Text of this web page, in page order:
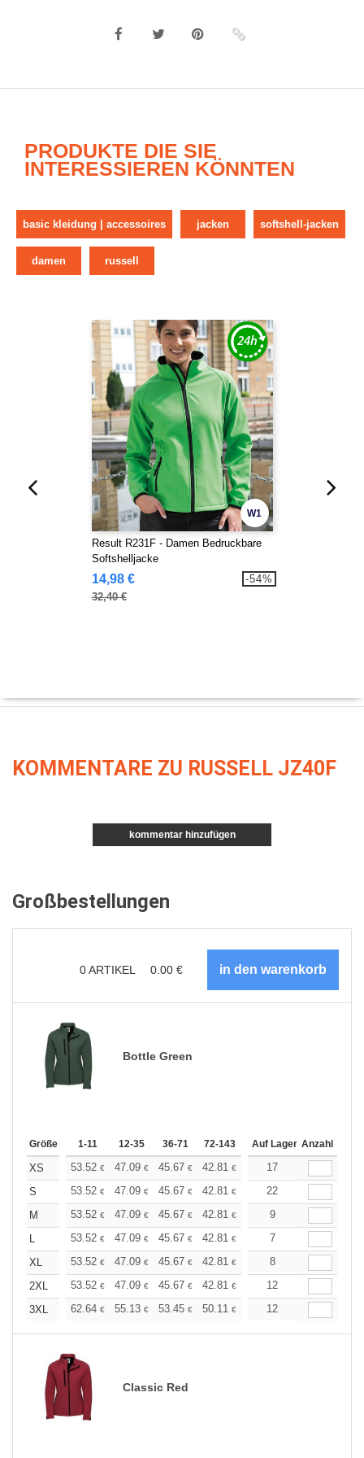
PRODUKTE DIE SIE
INTERESSIEREN KÖNNTEN
basic kleidung | accessoires jacken softshell-jacken
damen russell
W1
Result R231F - Damen Bedruckbare
Softshelljacke
14,98 €
32,40 €
-54%
KOMMENTARE ZU RUSSELL JZ40F
kommentar hinzufügen
Großbestellungen
0ARTIKEL 0.00 €
Bottle Green
Größe 1-11 12-35 36-71 72-143 144-287 288 +
Auf Lager Anzahl
XS 53.52 € 47.09 € 45.67 € 42.81 € 40.67€
17
S
53.52 € 47.09 € 45.67 € 42.81 € 40.67€
22
M
53.52 € 47.09 € 45.67 € 42.81 € 40.67
9
L
53.52 € 47.09 € 45.67 € 42.81 € 40.67
7
XL
53.52 € 47.09 € 45.67 € 42.81 € 40.67
8
2XL
53.52 € 47.09 € 45.67 € 42.81 € 40.67€
12
3XL
62.64 € 55.13 € 53.45 € 50.11 € 47.61€
12
Classic Red